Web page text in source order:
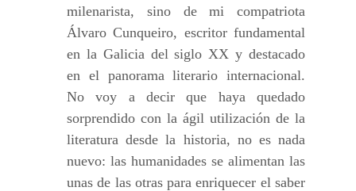
milenarista, sino de mi compatriota
Álvaro Cunqueiro, escritor fundamental
en la Galicia del siglo XX y destacado
en el panorama literario internacional.
No voy a decir que haya quedado
sorprendido con la ágil utilización de la
literatura desde la historia, no es nada
nuevo: las humanidades se alimentan las
unas de las otras para enriquecer el saber